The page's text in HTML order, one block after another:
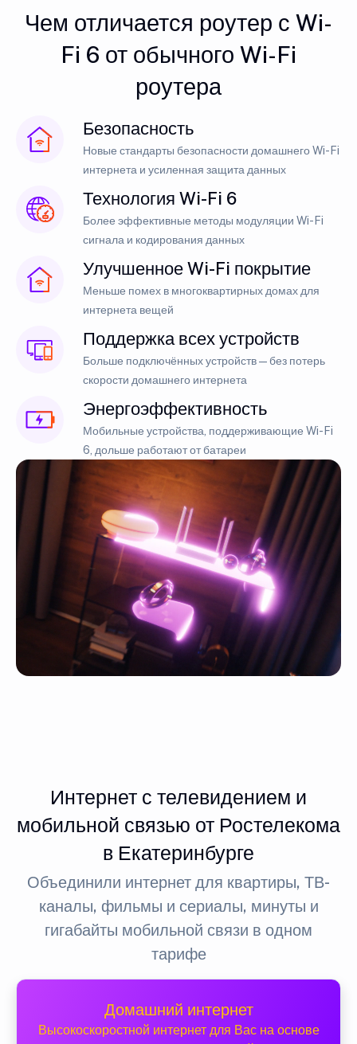
Чем отличается роутер с Wi-
Fi 6 от обычного Wi-Fi
роутера
Безопасность
Новые стандарты безопасности домашнего Wi-Fi
интернета и усиленная защита данных
Технология Wi-Fi 6
Более эффективные методы модуляции Wi-Fi
сигнала и кодирования данных
Улучшенное Wi-Fi покрытие
Меньше помех в многоквартирных домах для
интернета вещей
Поддержка всех устройств
Больше подключённых устройств — без потерь
скорости домашнего интернета
Энергоэффективность
Мобильные устройства, поддерживающие Wi-Fi
6, дольше работают от батареи
Интернет с телевидением и
мобильной связью от Ростелекома
в Екатеринбурге
Объединили интернет для квартиры, ТВ-
каналы, фильмы и сериалы, минуты и
гигабайты мобильной связи в одном
тарифе
Домашний интернет
Высокоскоростной интернет для Вас на основе